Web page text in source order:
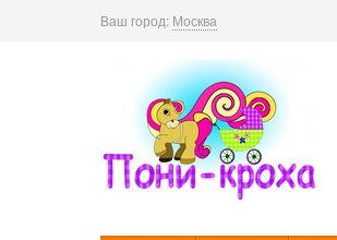
Ваш город: Москва